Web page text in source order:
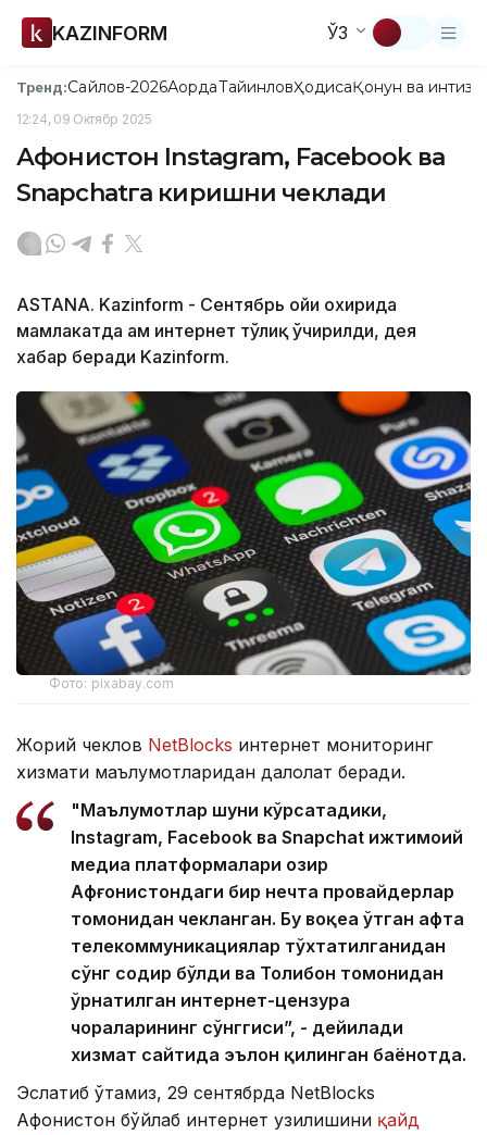
KAZINFORM ЎЗ
Тренд:Сайлов-2026АқордаТайинловҲодисаҚонун ва
12:24, 09 Октябр 2025
Афғонистон Instagram, Facebook ва
Snapchatга киришни чеклади
ASTANA. Kazinform - Сентябрь ойи охирида
мамлакатда ҳам интернет тўлиқ ўчирилди, дея
хабар беради Kazinform.
Фото: pixabay.com
Жорий чеклов NetBlocks интернет мониторинг
хизмати маълумотларидан далолат беради.
"Маълумотлар шуни кўрсатадики,
Instagram, Facebook ва Snapchat ижтимоий
медиа платформалари ҳозир
Афғонистондаги бир нечта провайдерлар
томонидан чекланган. Бу воқеа ўтган ҳафта
телекоммуникациялар тўхтатилганидан
сўнг содир бўлди ва Толибон томонидан
ўрнатилган интернет-цензура
чораларининг сўнггиси”, - дейилади
хизмат сайтида эълон қилинган баёнотда.
Эслатиб ўтамиз, 29 сентябрда NetBlocks
Афғонистон бўйлаб интернет узилишини қайд